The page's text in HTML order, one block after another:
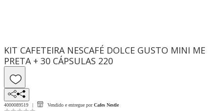
KIT CAFETEIRA NESCAFÉ DOLCE GUSTO MINI ME
PRETA + 30 CÁPSULAS 220
4000089519 Vendido e entregue por Cafes Nestle